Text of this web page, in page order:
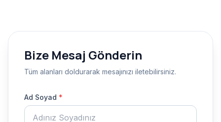
Bize Mesaj Gönderin
Tüm alanları doldurarak mesajınızı iletebilirsiniz.
Ad Soyad *